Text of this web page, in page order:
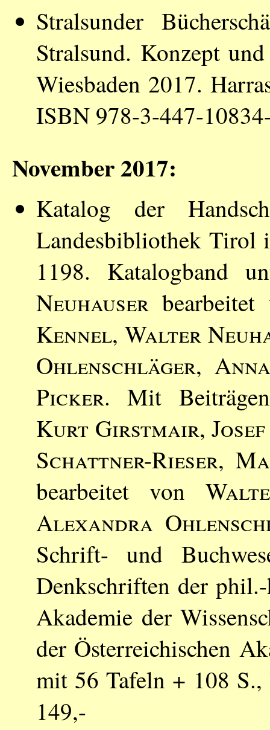
Stralsunder
Stralsund. Konzept
Wiesbaden 2017.
ISBN 978-3-447-
November 2017:
Katalog der
Landesbibliothek Tirol
1198. Katalogband
Neuhauser
Kennel, Walter
Ohlenschläger,
Picker. Mit
Kurt Girstmair,
Schattner-Rieser,
bearbeitet von
Alexandra
Schrift- und
Denkschriften der
Akademie der
der Österreichischen
mit 56 Tafeln + 108
149,-